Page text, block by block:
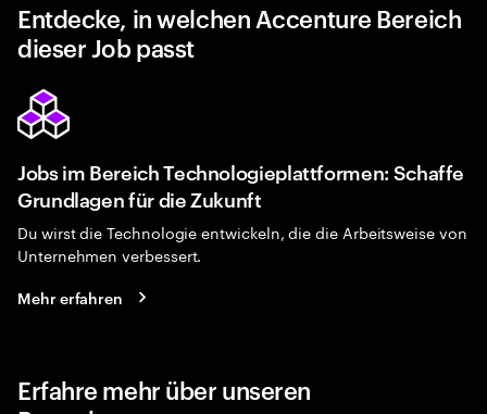
Entdecke, in welchen Accenture Bereich
dieser Job passt
Jobs im Bereich Technologieplattformen: Schaffe
Grundlagen für die Zukunft
Du wirst die Technologie entwickeln, die die Arbeitsweise von
Unternehmen verbessert.
Mehr erfahren
Erfahre mehr über unseren